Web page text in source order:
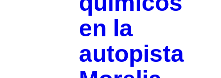
en la
autopista